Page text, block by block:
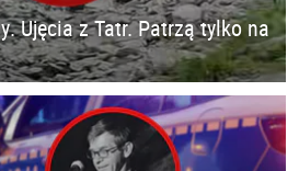
Ujęcia z Tatr. Patrzą tylko na